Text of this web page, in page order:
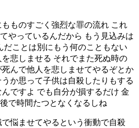
ものすごく強烈な罪の流れ これ
やっているんだから もう見込みは
だことは別にもう何のこともない
悲しませる それでまた死ぬ時の
んで他人を悲しませてやるぞとか
か思って子供は自殺したりもする
ですよ でも自分が損するだけ 金
で時間たつとなくなるしね
悩ませてやるという衝動で自殺